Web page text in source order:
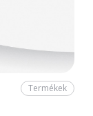
Termékek